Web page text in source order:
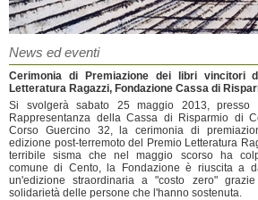
News ed eventi
Cerimonia di Premiazione dei libri vincitori
Letteratura Ragazzi, Fondazione Cassa di
Si svolgerà sabato 25 maggio 2013,
Rappresentanza della Cassa di Risparmio di
Corso Guercino 32, la cerimonia di
edizione post-terremoto del Premio Letteratura
terribile sisma che nel maggio scorso ha
comune di Cento, la Fondazione è riuscita a
un'edizione straordinaria a "costo zero"
solidarietà delle persone che l'hanno sostenuta.